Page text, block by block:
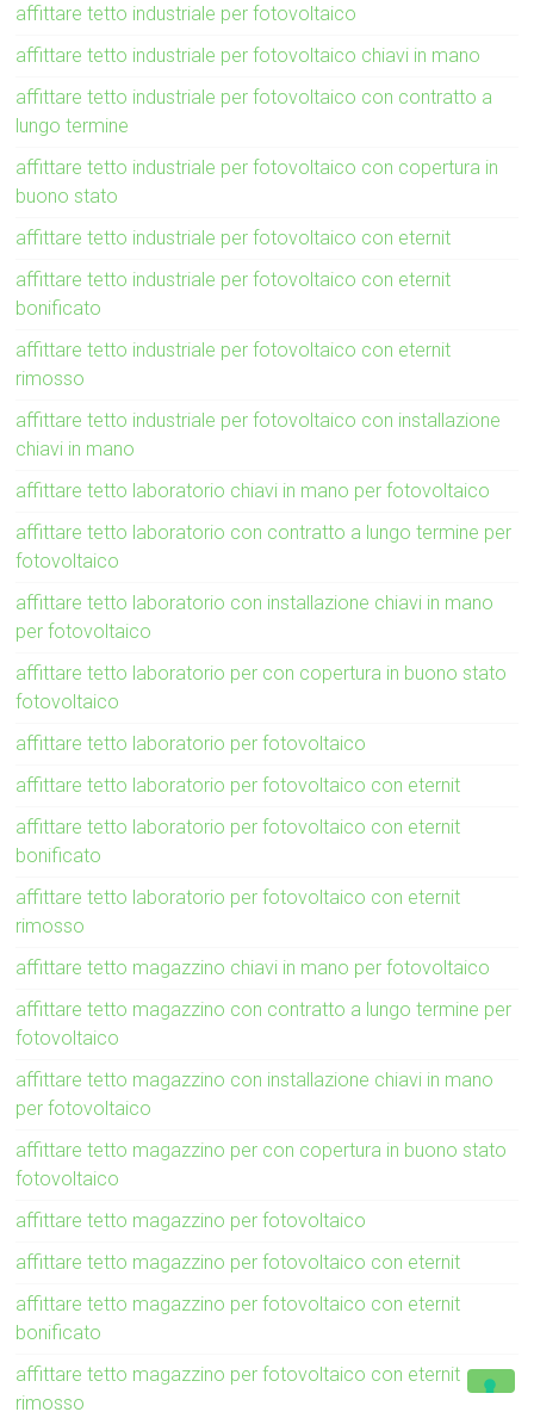
affittare tetto industriale per fotovoltaico
affittare tetto industriale per fotovoltaico chiavi in mano
affittare tetto industriale per fotovoltaico con contratto a
lungo termine
affittare tetto industriale per fotovoltaico con copertura in
buono stato
affittare tetto industriale per fotovoltaico con eternit
affittare tetto industriale per fotovoltaico con eternit
bonificato
affittare tetto industriale per fotovoltaico con eternit
rimosso
affittare tetto industriale per fotovoltaico con installazione
chiavi in mano
affittare tetto laboratorio chiavi in mano per fotovoltaico
affittare tetto laboratorio con contratto a lungo termine per
fotovoltaico
affittare tetto laboratorio con installazione chiavi in mano
per fotovoltaico
affittare tetto laboratorio per con copertura in buono stato
fotovoltaico
affittare tetto laboratorio per fotovoltaico
affittare tetto laboratorio per fotovoltaico con eternit
affittare tetto laboratorio per fotovoltaico con eternit
bonificato
affittare tetto laboratorio per fotovoltaico con eternit
rimosso
affittare tetto magazzino chiavi in mano per fotovoltaico
affittare tetto magazzino con contratto a lungo termine per
fotovoltaico
affittare tetto magazzino con installazione chiavi in mano
per fotovoltaico
affittare tetto magazzino per con copertura in buono stato
fotovoltaico
affittare tetto magazzino per fotovoltaico
affittare tetto magazzino per fotovoltaico con eternit
affittare tetto magazzino per fotovoltaico con eternit
bonificato
affittare tetto magazzino per fotovoltaico con eternit
rimosso